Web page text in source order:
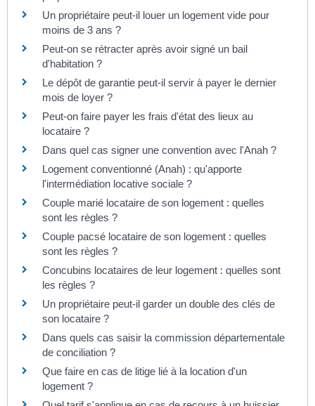
Un propriétaire peut-il louer un logement vide pour
moins de 3 ans ?
Peut-on se rétracter après avoir signé un bail
d'habitation ?
Le dépôt de garantie peut-il servir à payer le dernier
mois de loyer ?
Peut-on faire payer les frais d'état des lieux au
locataire ?
Dans quel cas signer une convention avec l'Anah ?
Logement conventionné (Anah) : qu'apporte
l'intermédiation locative sociale ?
Couple marié locataire de son logement : quelles
sont les règles ?
Couple pacsé locataire de son logement : quelles
sont les règles ?
Concubins locataires de leur logement : quelles sont
les règles ?
Un propriétaire peut-il garder un double des clés de
son locataire ?
Dans quels cas saisir la commission départementale
de conciliation ?
Que faire en cas de litige lié à la location d'un
logement ?